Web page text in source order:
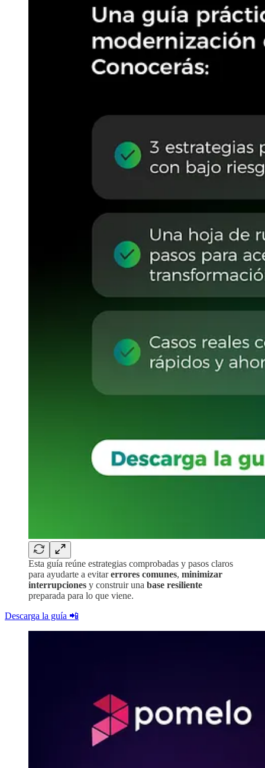
Esta guía reúne estrategias comprobadas y pasos claros
para ayudarte a evitarerrores comunes, minimizar
interrupciones y construir una base resiliente
preparada para lo que viene.
Descarga la guía 📲